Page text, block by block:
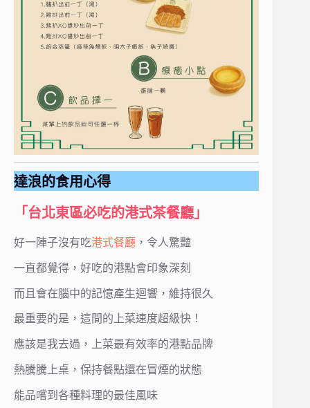
達浪的食用心得
「台北東區必吃的港式茶餐廳」
好一陣子沒有吃港式餐廳 ，令人驚豔
一直都覺得，好吃的港點會印象深刻
而且會在腦中的記憶產生迴響，維持很久
最重要的是，這間的上菜速度超級快！
應該是我去過，上菜最有效率的港點品牌
熱騰騰上桌，保持餐點還在冒煙的狀態
能品嚐到各種料理的最佳風味